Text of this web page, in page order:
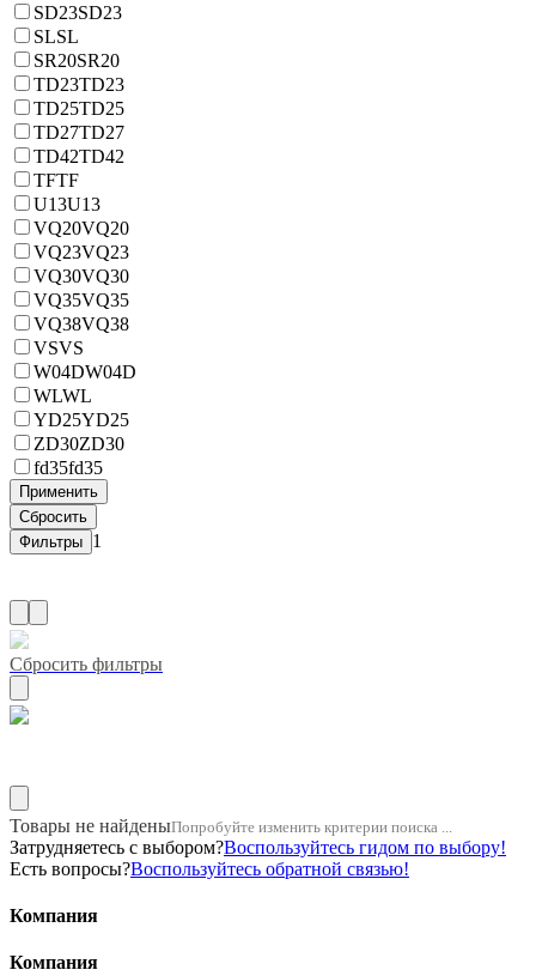
SD23SD23
SLSL
SR20SR20
TD23TD23
TD25TD25
TD27TD27
TD42TD42
TFTF
U13U13
VQ20VQ20
VQ23VQ23
VQ30VQ30
VQ35VQ35
VQ38VQ38
VSVS
W04DW04D
WLWL
YD25YD25
ZD30ZD30
fd35fd35
1
Сбросить фильтры
Товары не найденыПопробуйте изменить критерии поиска ...
Затрудняетесь с выбором?Воспользуйтесь гидом по выбору!
Есть вопросы?Воспользуйтесь обратной связью!
Компания
Компания